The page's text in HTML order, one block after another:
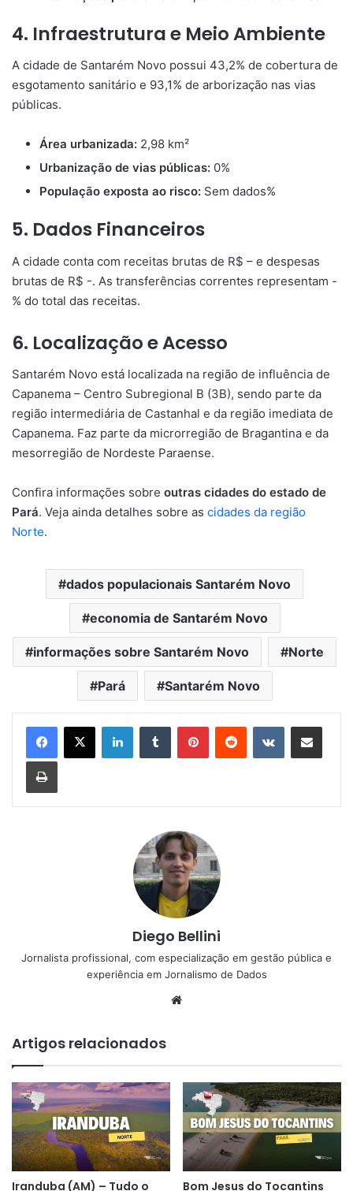
4. Infraestrutura e Meio Ambiente
A cidade de Santarém Novo possui 43,2% de cobertura de
esgotamento sanitário e 93,1% de arborização nas vias
públicas.
Área urbanizada: 2,98 km²
Urbanização de vias públicas: 0%
População exposta ao risco: Sem dados%
5. Dados Financeiros
A cidade conta com receitas brutas de R$ – e despesas
brutas de R$ -. As transferências correntes representam -
% do total das receitas.
6. Localização e Acesso
Santarém Novo está localizada na região de influência de
Capanema – Centro Subregional B (3B), sendo parte da
região intermediária de Castanhal e da região imediata de
Capanema. Faz parte da microrregião de Bragantina e da
mesorregião de Nordeste Paraense.
Confira informações sobre outras cidades do estado de
Pará. Veja ainda detalhes sobre as cidades da região
Norte.
dados populacionais Santarém Novo
economia de Santarém Novo
informações sobre Santarém Novo Norte
Pará Santarém Novo
LinkedinTumblr PinterestReddit VK Compartilhar via e-mail
Imprimir
Diego Bellini
Jornalista profissional, com especialização em gestão pública e
experiência em Jornalismo de Dados
Artigos relacionados
Iranduba (AM) – Tudo o
Bom Jesus do Tocantins